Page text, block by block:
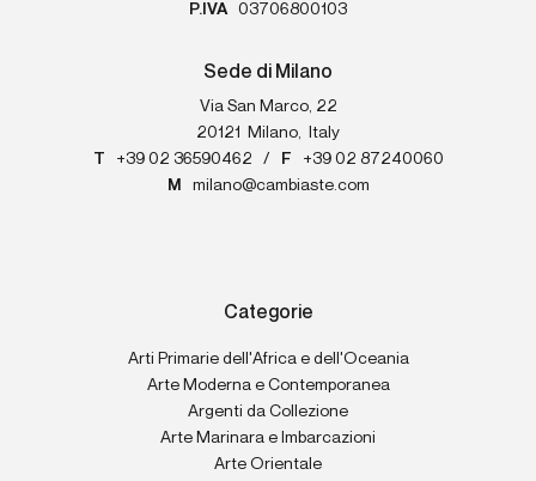
P.IVA
03706800103
Sede di Milano
Via San Marco, 22
20121
Milano
Italy
T
+39 02 36590462 / F
+39 02 87240060
M
milano@cambiaste.com
Categorie
Arti Primarie dell'Africa e dell'Oceania
Arte Moderna e Contemporanea
Argenti da Collezione
Arte Marinara e Imbarcazioni
Arte Orientale